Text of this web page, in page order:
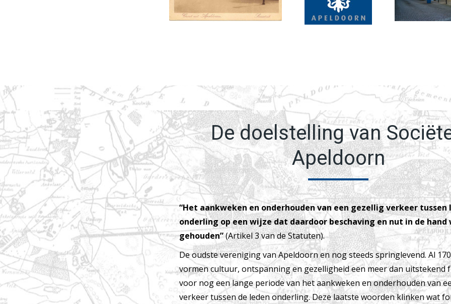
De doelstelling van
Apeldoorn
“Het aankweken en onderhouden van een gezellig verkeer tussen
onderling op een wijze dat daardoor beschaving en nut in de hand
gehouden”(Artikel 3 van de Statuten).
De oudste vereniging van Apeldoorn en nog steeds springlevend. Al
vormen cultuur, ontspanning en gezelligheid een meer dan uitstekend
voor nog een lange periode van het aankweken en onderhouden van
verkeer tussen de leden onderling. Deze laatste woorden klinken wat